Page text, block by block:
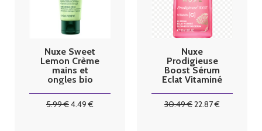
Nuxe Sweet
Lemon Crème
mains et
ongles bio
5.99€4.49 €
Nuxe
Prodigieuse
Boost Sérum
Eclat Vitaminé
30.49€22.87€